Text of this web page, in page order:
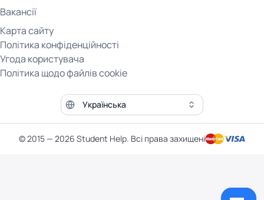
Вакансії
Карта сайту
Політика конфіденційності
Угода користувача
Політика щодо файлів cookie
Мова сайту
© 2015 — 2026 Student Help. Всі права захищені